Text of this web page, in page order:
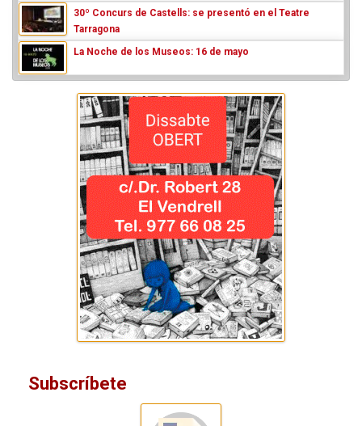
30º Concurs de Castells: se presentó en el Teatre
Tarragona
La Noche de los Museos: 16 de mayo
Subscríbete